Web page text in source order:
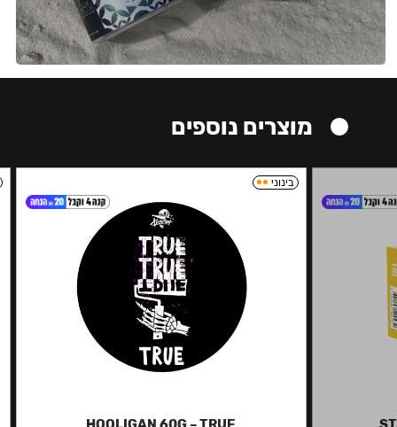
מוצרים נוספים
בינוני